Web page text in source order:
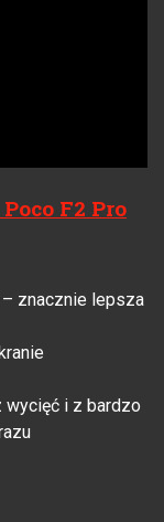
F2 Pro
znacznie lepsza
wycięć i z bardzo